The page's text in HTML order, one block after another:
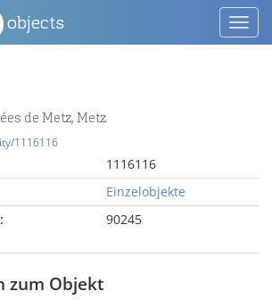
objects
de Metz, Metz
1116116
1116116
Einzelobjekte
90245
zum Objekt